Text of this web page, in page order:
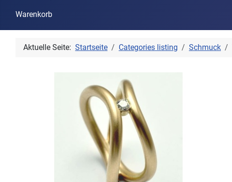
Warenkorb
Aktuelle Seite: Startseite Categories listing Schmuck